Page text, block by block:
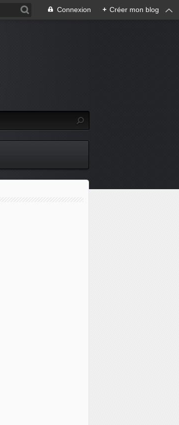
Connexion + Créer mon blog